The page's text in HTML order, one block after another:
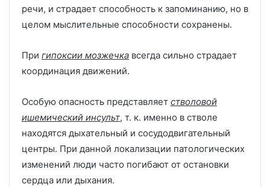
речи, и страдает способность к запоминанию, но в
целом мыслительные способности сохранены.
При гипоксии мозжечка всегда сильно страдает
координация движений.
Особую опасность представляет стволовой
ишемический инсульт, т. к. именно в стволе
находятся дыхательный и сосудодвигательный
центры. При данной локализации патологических
изменений люди часто погибают от остановки
сердца или дыхания.